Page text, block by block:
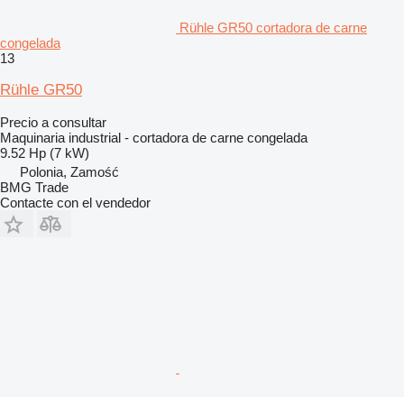
Rühle GR50 cortadora de carne
congelada
13
Rühle GR50
Precio a consultar
Maquinaria industrial - cortadora de carne congelada
9.52 Hp (7 kW)
Polonia, Zamość
BMG Trade
Contacte con el vendedor